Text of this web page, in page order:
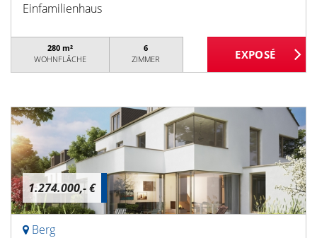
Einfamilienhaus
280 m²
WOHNFLÄCHE
6
ZIMMER
1.274.000,- €
Berg